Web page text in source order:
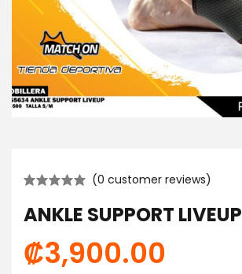
(0 customer reviews)
ANKLE SUPPORT LIVEUP
₡3,900.00